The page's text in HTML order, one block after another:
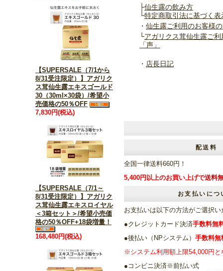
【SUPERSALE（7/1から
8/31受注限定）】アガリク
ス茸仙生露エキスゴールド
30（30ml×30袋）/希望小
売価格の50％OFF
7,830円(税込)
【SUPERSALE（7/1～
8/31受注限定）】アガリク
ス茸仙生露エキスロイヤル
＜3箱セット＞/希望小売価
格の50％OFF+18袋増量！
168,480円(税込)
├仙生露の飲み方
└特定商取引法に基づく表
・ 仙生露ご利用のお客様
└アガリクス茸仙生露ご
「声」
・ 店長日記
配送料
全国一律送料660円！
5,400円以上のお買い上げで送料
お支払いにつ
お支払いは以下の方法がご
●クレジットカード決済手数料無
●後払い（NPシステム） 手数料無
※システム利用額上限54,000円と
●コンビニ決済※前払い式